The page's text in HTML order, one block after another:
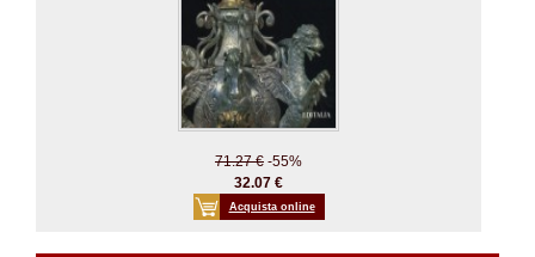
71.27 € -55%
32.07 €
Acquista online